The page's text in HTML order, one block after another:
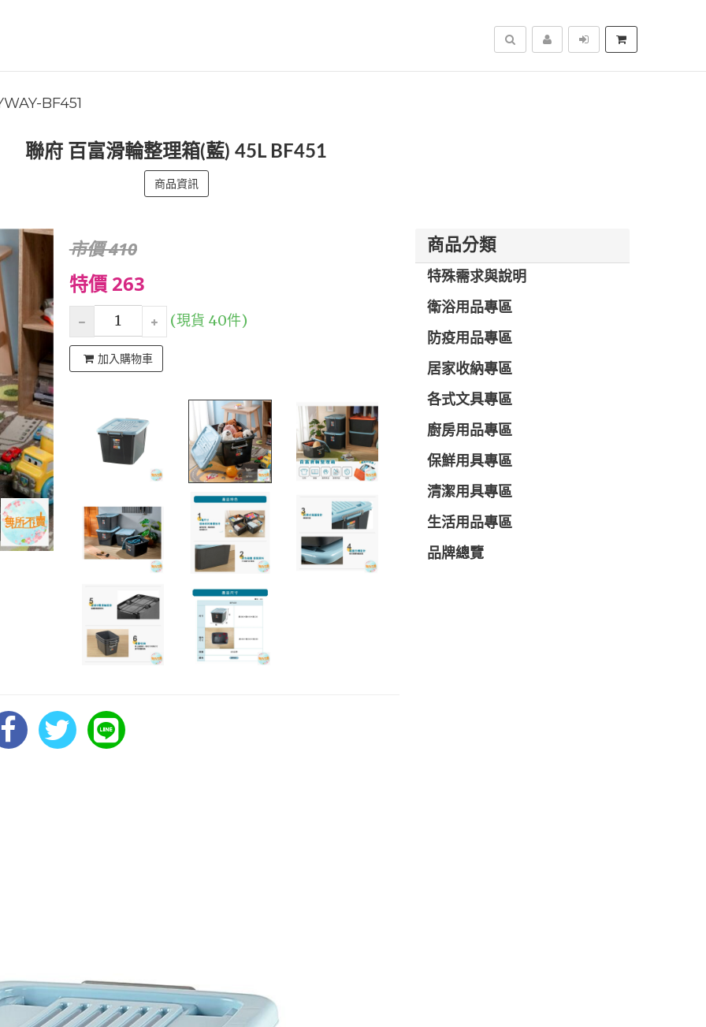
搜尋
BF451
聯府 百富滑輪整理箱(藍) 45L BF451
商品資訊
市價 410
特價 263
(現貨 40件)
加入購物車
商品分類
特殊需求與說明
衛浴用品專區
防疫用品專區
居家收納專區
各式文具專區
廚房用品專區
保鮮用具專區
清潔用具專區
生活用品專區
品牌總覽